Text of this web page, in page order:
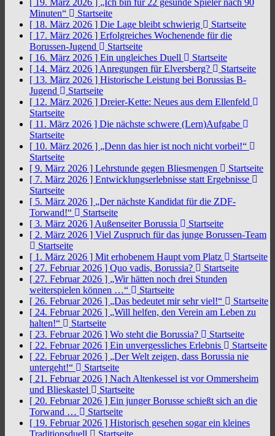
[ 19. März 2026 ] „Ich bin für 22 gesunde Spieler nach 90
Minuten“
Startseite
[ 18. März 2026 ] Die Lage bleibt schwierig
Startseite
[ 17. März 2026 ] Erfolgreiches Wochenende für die
Borussen-Jugend
Startseite
[ 16. März 2026 ] Ein ungleiches Duell
Startseite
[ 14. März 2026 ] Anregungen für Elversberg?
Startseite
[ 13. März 2026 ] Historische Leistung bei Borussias B-
Jugend
Startseite
[ 12. März 2026 ] Dreier-Kette: Neues aus dem Ellenfeld
Startseite
[ 11. März 2026 ] Die nächste schwere (Lern)Aufgabe
Startseite
[ 10. März 2026 ] „Denn das hier ist noch nicht vorbei!“
Startseite
[ 9. März 2026 ] Lehrstunde gegen Bliesmengen
Startseite
[ 7. März 2026 ] Entwicklungserlebnisse statt Ergebnisse
Startseite
[ 5. März 2026 ] „Der nächste Kandidat für die ZDF-
Torwand!“
Startseite
[ 3. März 2026 ] Außenseiter Borussia
Startseite
[ 2. März 2026 ] Viel Zuspruch für das junge Borussen-Team
Startseite
[ 1. März 2026 ] Mit erhobenem Haupt vom Platz
Startseite
[ 27. Februar 2026 ] Quo vadis, Borussia?
Startseite
[ 27. Februar 2026 ] „Wir hätten noch drei Stunden
weiterspielen können …“
Startseite
[ 26. Februar 2026 ] „Das bedeutet mir sehr viel!“
Startseite
[ 24. Februar 2026 ] „Will helfen, den Verein am Leben zu
halten!“
Startseite
[ 23. Februar 2026 ] Wo steht die Borussia?
Startseite
[ 22. Februar 2026 ] Ein unvergessliches Erlebnis
Startseite
[ 22. Februar 2026 ] „Der Welt zeigen, dass Borussia nie
untergeht!“
Startseite
[ 21. Februar 2026 ] Nach Altenkessel ist vor Ommersheim
und Blieskastel
Startseite
[ 20. Februar 2026 ] Ein junger Borusse schießt sich an die
Torwand …
Startseite
[ 19. Februar 2026 ] Historisch gesehen sogar ein kleines
Traditionsduell
Startseite